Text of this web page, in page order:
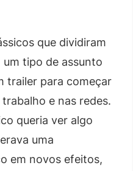
que dividiram
tipo de assunto
trailer para começar
e nas redes.
queria ver algo
uma
em novos efeitos,